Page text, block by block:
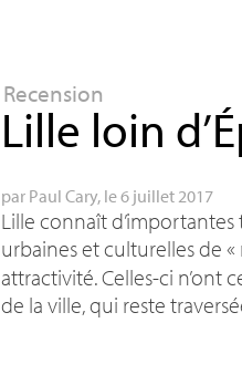
Recension
Lille loin
par Paul Cary, le 6 juillet 2017
Lille connaît
urbaines et culturelles de «
attractivité. Celles-ci n’ont
de la ville, qui reste